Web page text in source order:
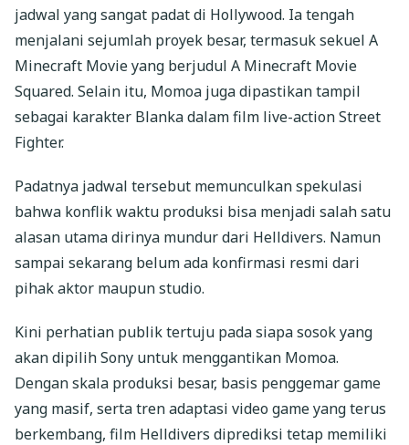
jadwal yang sangat padat di Hollywood. Ia tengah
menjalani sejumlah proyek besar, termasuk sekuel A
Minecraft Movie yang berjudul A Minecraft Movie
Squared. Selain itu, Momoa juga dipastikan tampil
sebagai karakter Blanka dalam film live-action Street
Fighter.
Padatnya jadwal tersebut memunculkan spekulasi
bahwa konflik waktu produksi bisa menjadi salah satu
alasan utama dirinya mundur dari Helldivers. Namun
sampai sekarang belum ada konfirmasi resmi dari
pihak aktor maupun studio.
Kini perhatian publik tertuju pada siapa sosok yang
akan dipilih Sony untuk menggantikan Momoa.
Dengan skala produksi besar, basis penggemar game
yang masif, serta tren adaptasi video game yang terus
berkembang, film Helldivers diprediksi tetap memiliki